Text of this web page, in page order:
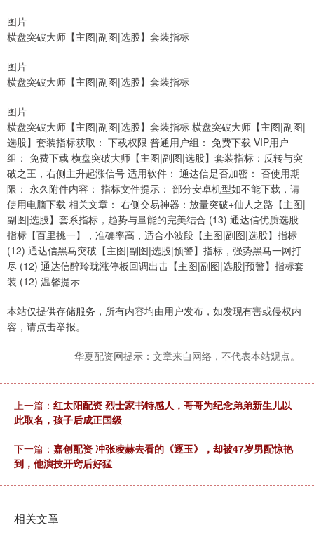
图片
横盘突破大师【主图|副图|选股】套装指标
图片
横盘突破大师【主图|副图|选股】套装指标
图片
横盘突破大师【主图|副图|选股】套装指标 横盘突破大师【主图|副图|
选股】套装指标获取： 下载权限 普通用户组： 免费下载 VIP用户
组： 免费下载 横盘突破大师【主图|副图|选股】套装指标：反转与突
破之王，右侧主升起涨信号 适用软件： 通达信是否加密： 否使用期
限： 永久附件内容： 指标文件提示： 部分安卓机型如不能下载，请
使用电脑下载 相关文章： 右侧交易神器：放量突破+仙人之路【主图|
副图|选股】套系指标，趋势与量能的完美结合 (13) 通达信优质选股
指标【百里挑一】，准确率高，适合小波段【主图|副图|选股】指标
(12) 通达信黑马突破【主图|副图|选股|预警】指标，强势黑马一网打
尽 (12) 通达信醉玲珑涨停板回调出击【主图|副图|选股|预警】指标套
装 (12) 温馨提示
本站仅提供存储服务，所有内容均由用户发布，如发现有害或侵权内
容，请点击举报。
华夏配资网提示：文章来自网络，不代表本站观点。
上一篇： 红太阳配资 烈士家书特感人，哥哥为纪念弟弟新生儿以
此取名，孩子后成正国级
下一篇： 嘉创配资 冲张凌赫去看的《逐玉》，却被47岁男配惊艳
到，他演技开窍后好猛
相关文章